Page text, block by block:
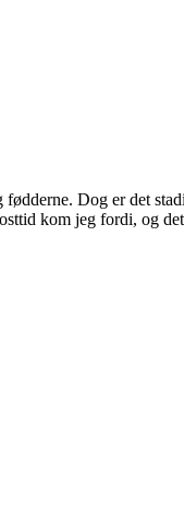
Dog er det
kom jeg fordi, og